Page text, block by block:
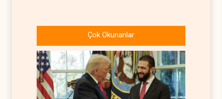
boğazlarında gemi trafiği
durağan seyrini koruyor
Musk, Suudi rejimiyle birlikte
X'te muhalif avına başladı
ARAP DÜNYASI 05 Ağustos 2026
Çok Okunanlar